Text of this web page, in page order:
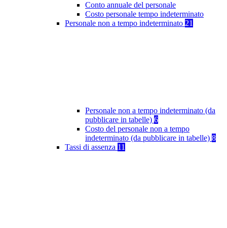
Conto annuale del personale
Costo personale tempo indeterminato
Personale non a tempo indeterminato 21
Personale non a tempo indeterminato (da
pubblicare in tabelle) 6
Costo del personale non a tempo
indeterminato (da pubblicare in tabelle) 8
Tassi di assenza 11